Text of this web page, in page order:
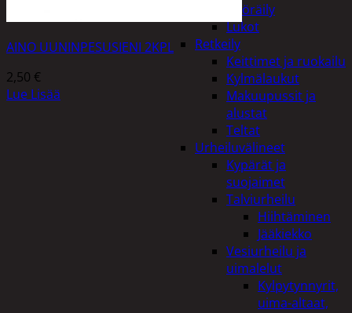
Polkupyöräily
Lukot
Retkeily
Keittimet ja ruokailu
Kylmälaukut
Makuupussit ja
alustat
Teltat
Urheiluvälineet
Kypärät ja
suojaimet
Talviurheilu
Hiihtäminen
Jääkiekko
Vesiurheilu ja
uimalelut
Kylpytynnyrit,
uima-altaat,
AINO UUNINPESUSIENI 2KPL
2,50 €
Lue Lisää